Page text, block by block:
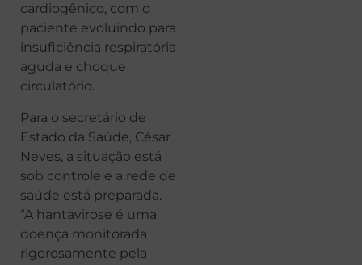
cardiogênico, com o
paciente evoluindo para
insuficiência respiratória
aguda e choque
circulatório.
Para o secretário de
Estado da Saúde, César
Neves, a situação está
sob controle e a rede de
saúde está preparada.
“A hantavirose é uma
doença monitorada
rigorosamente pela